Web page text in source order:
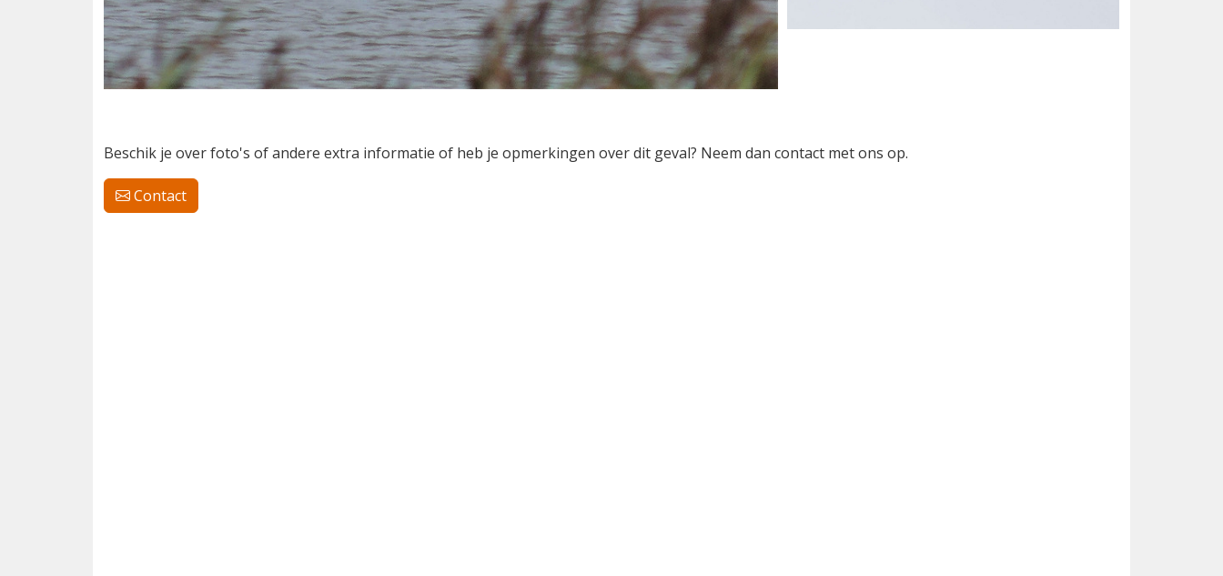
Beschik je over foto's of andere extra informatie of heb je opmerkingen over dit geval? Neem dan contact met ons op.
Contact